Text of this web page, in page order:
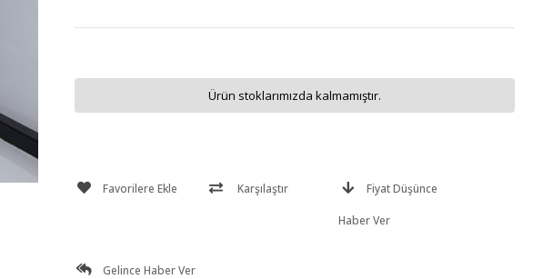
Ürün stoklarımızda kalmamıştır.
Favorilere Ekle Karşılaştır Fiyat Düşünce
Haber Ver
Gelince Haber Ver